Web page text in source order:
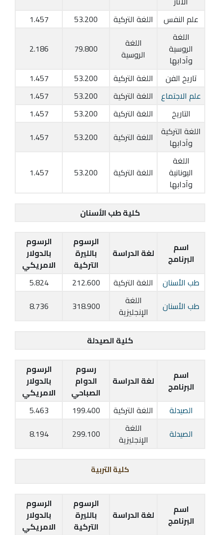
علم النفس
اللغة التركية 53.200
1.457
اللغة
الروسية
وآدابها
اللغة
الروسية
79.800
2.186
تاريخ الفن
اللغة التركية 53.200
1.457
علم الاجتماع اللغة التركية 53.200
1.457
التاريخ
اللغة التركية 53.200
1.457
اللغة التركية
وآدابها
اللغة التركية 53.200
1.457
اللغة
اليونانية
وآدابها
اللغة التركية 53.200
1.457
كلية طب الأسنان
اسم
البرنامج
لغة الدراسة
الرسوم
بالليرة
التركية
الرسوم
بالدولار
الامريكي
طب الأسنان
اللغة التركية 212.600
5.824
طب الأسنان
اللغة
الإنجليزية
318.900
8.736
كلية الصيدلة
اسم
البرنامج
لغة الدراسة
رسوم
الدوام
الصباحي
الرسوم
بالدولار
الامريكي
الصيدلة
اللغة التركية 199.400
5.463
الصيدلة
اللغة
الإنجليزية
299.100
8.194
كلية التربية
اسم
البرنامج
لغة الدراسة
الرسوم
بالليرة
التركية
الرسوم
بالدولار
الامريكي